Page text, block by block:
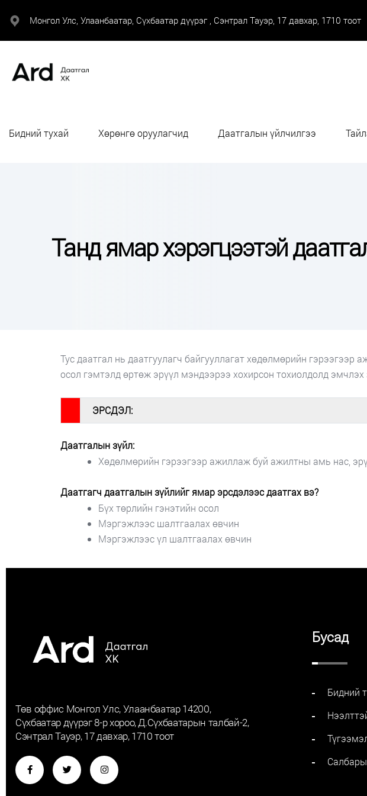
Монгол Улс, Улаанбаатар, Сүхбаатар дүүрэг , Сэнтрал Тауэр, 17 давхар, 1710 тоот
Бидний тухай Хөрөнгө оруулагчид Даатгалын үйлчилгээ
Танд ямар хэрэгцээтэй
Тус даатгал нь даатгуулагч байгууллагат хөдөлмөрийн
осол гэмтэлд өртөж эрүүл мэндээрээ хохирсон тохиолдолд
ЭРСДЭЛ:
Даатгалын зүйл:
Хөдөлмөрийн гэрээгээр ажиллаж буй ажилтны амь нас,
Даатгагч даатгалын зүйлийг ямар эрсдэлээс даатгах вэ?
Бүх төрлийн гэнэтийн осол
Мэргэжлээс шалтгаалах өвчин
Мэргэжлээс үл шалтгаалах өвчин
Төв оффис Монгол Улс, Улаанбаатар 14200,
Сүхбаатар дүүрэг 8-р хороо, Д.Сүхбаатарын талбай-2,
Сэнтрал Тауэр, 17 давхар, 1710 тоот
Бусад
Бидний